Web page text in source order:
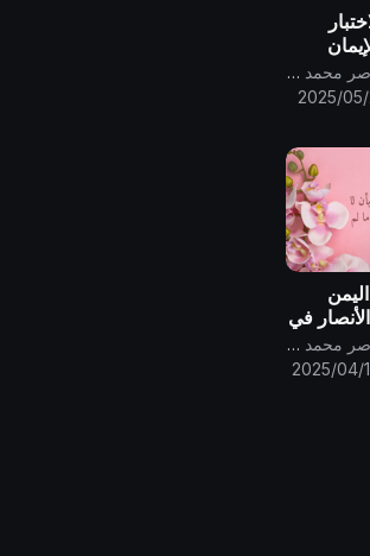
قناة الامام المهدي ناصر محمد اليماني
2025/05/
في
نُفتِ بهقناة الامام المهدي ناصر محمد اليماني
2025/04/